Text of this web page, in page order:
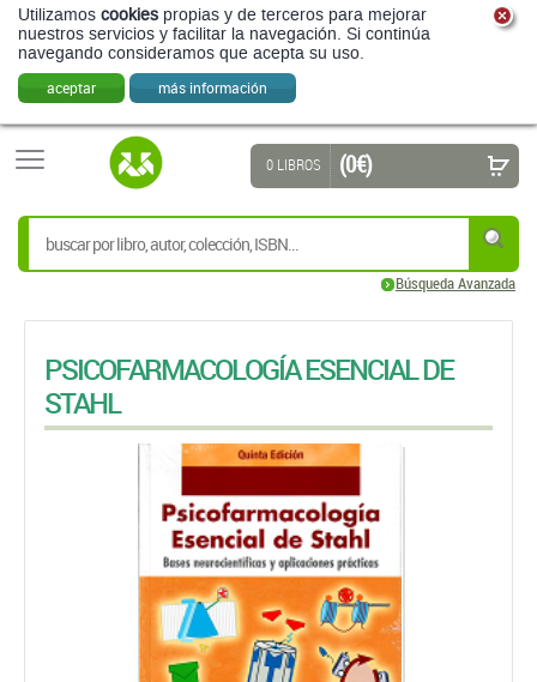
Utilizamos cookies propias y de terceros para mejorar
nuestros servicios y facilitar la navegación. Si continúa
navegando consideramos que acepta su uso.
aceptar más información
Búsqueda Avanzada
0 LIBROS (0 €)
PSICOFARMACOLOGÍA ESENCIAL DE
STAHL